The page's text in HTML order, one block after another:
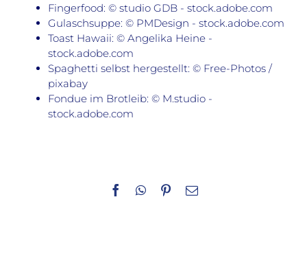
Fingerfood: © studio GDB - stock.adobe.com
Gulaschsuppe: © PMDesign - stock.adobe.com
Toast Hawaii: © Angelika Heine -
stock.adobe.com
Spaghetti selbst hergestellt: © Free-Photos /
pixabay
Fondue im Brotleib: © M.studio -
stock.adobe.com
Facebook
WhatsApp
Pinterest
E-